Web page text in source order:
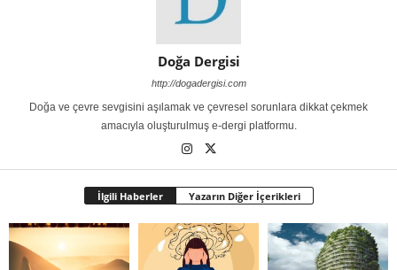
Doğa Dergisi
http://dogadergisi.com
Doğa ve çevre sevgisini aşılamak ve çevresel sorunlara dikkat çekmek
amacıyla oluşturulmuş e-dergi platformu.
İlgili Haberler Yazarın Diğer İçerikleri